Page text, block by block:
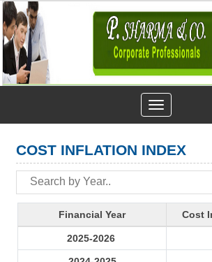
Toggle
navigation
COST INFLATION INDEX
Financial Year Cost
2025-2026